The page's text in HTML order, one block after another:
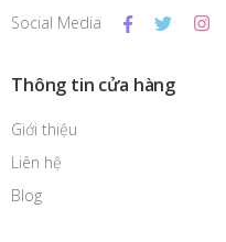
Social Media
Thông tin cửa hàng
Giới thiệu
Liên hệ
Blog